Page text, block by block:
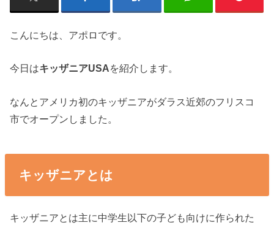
こんにちは、アポロです。
今日はキッザニアUSAを紹介します。
なんとアメリカ初のキッザニアがダラス近郊のフリスコ
市でオープンしました。
キッザニアとは
キッザニアとは主に中学生以下の子ども向けに作られた